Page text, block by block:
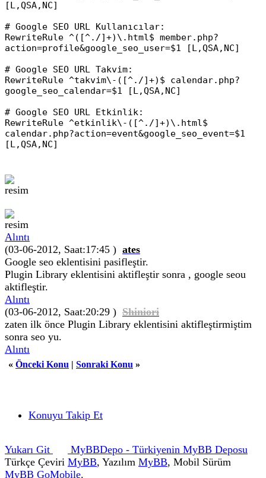
[L,QSA,NC]
# Google SEO URL Kullanıcılar:
RewriteRule ^([^./]+)\.html$ member.php?
action=profile&google_seo_user=$1 [L,QSA,NC]
# Google SEO URL Takvim:
RewriteRule ^takvim\-([^./]+)$ calendar.php?
google_seo_calendar=$1 [L,QSA,NC]
# Google SEO URL Etkinlik:
RewriteRule ^etkinlik\-([^./]+)\.html$
calendar.php?action=event&google_seo_event=$1
[L,QSA,NC]
Alıntı
(03-06-2012, Saat:17:45 ) ates
Google seo eklentisini pasifleştir.
Plugin Library eklentisini aktifleştir sonra , google seou
aktifleştir.
Alıntı
(03-06-2012, Saat:20:29 ) Shiniori
zaten ilk önce Plugin Library eklentisini aktifleştirmiştim
sonra seo yu.
Alıntı
« Önceki Konu | Sonraki Konu »
Konuyu Takip Et
Yukarı Git
MyBBDepo - Türkiyenin MyBB Deposu
Türkçe Çeviri MyBB, Yazılım MyBB, Mobil Sürüm
MyBB GoMobile.